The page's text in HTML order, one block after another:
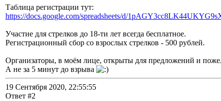
Таблица регистрации тут:
https://docs.google.com/spreadsheets/d/
Участие для стрелков до 18-ти лет всегда бесплатное.
Регистрационный сбор со взрослых стрелков - 500 рублей.
Организаторы, в моём лице, открыты для предложений и
А не за 5 минут до взрыва
19 Сентября 2020, 22:55:55
Ответ #2